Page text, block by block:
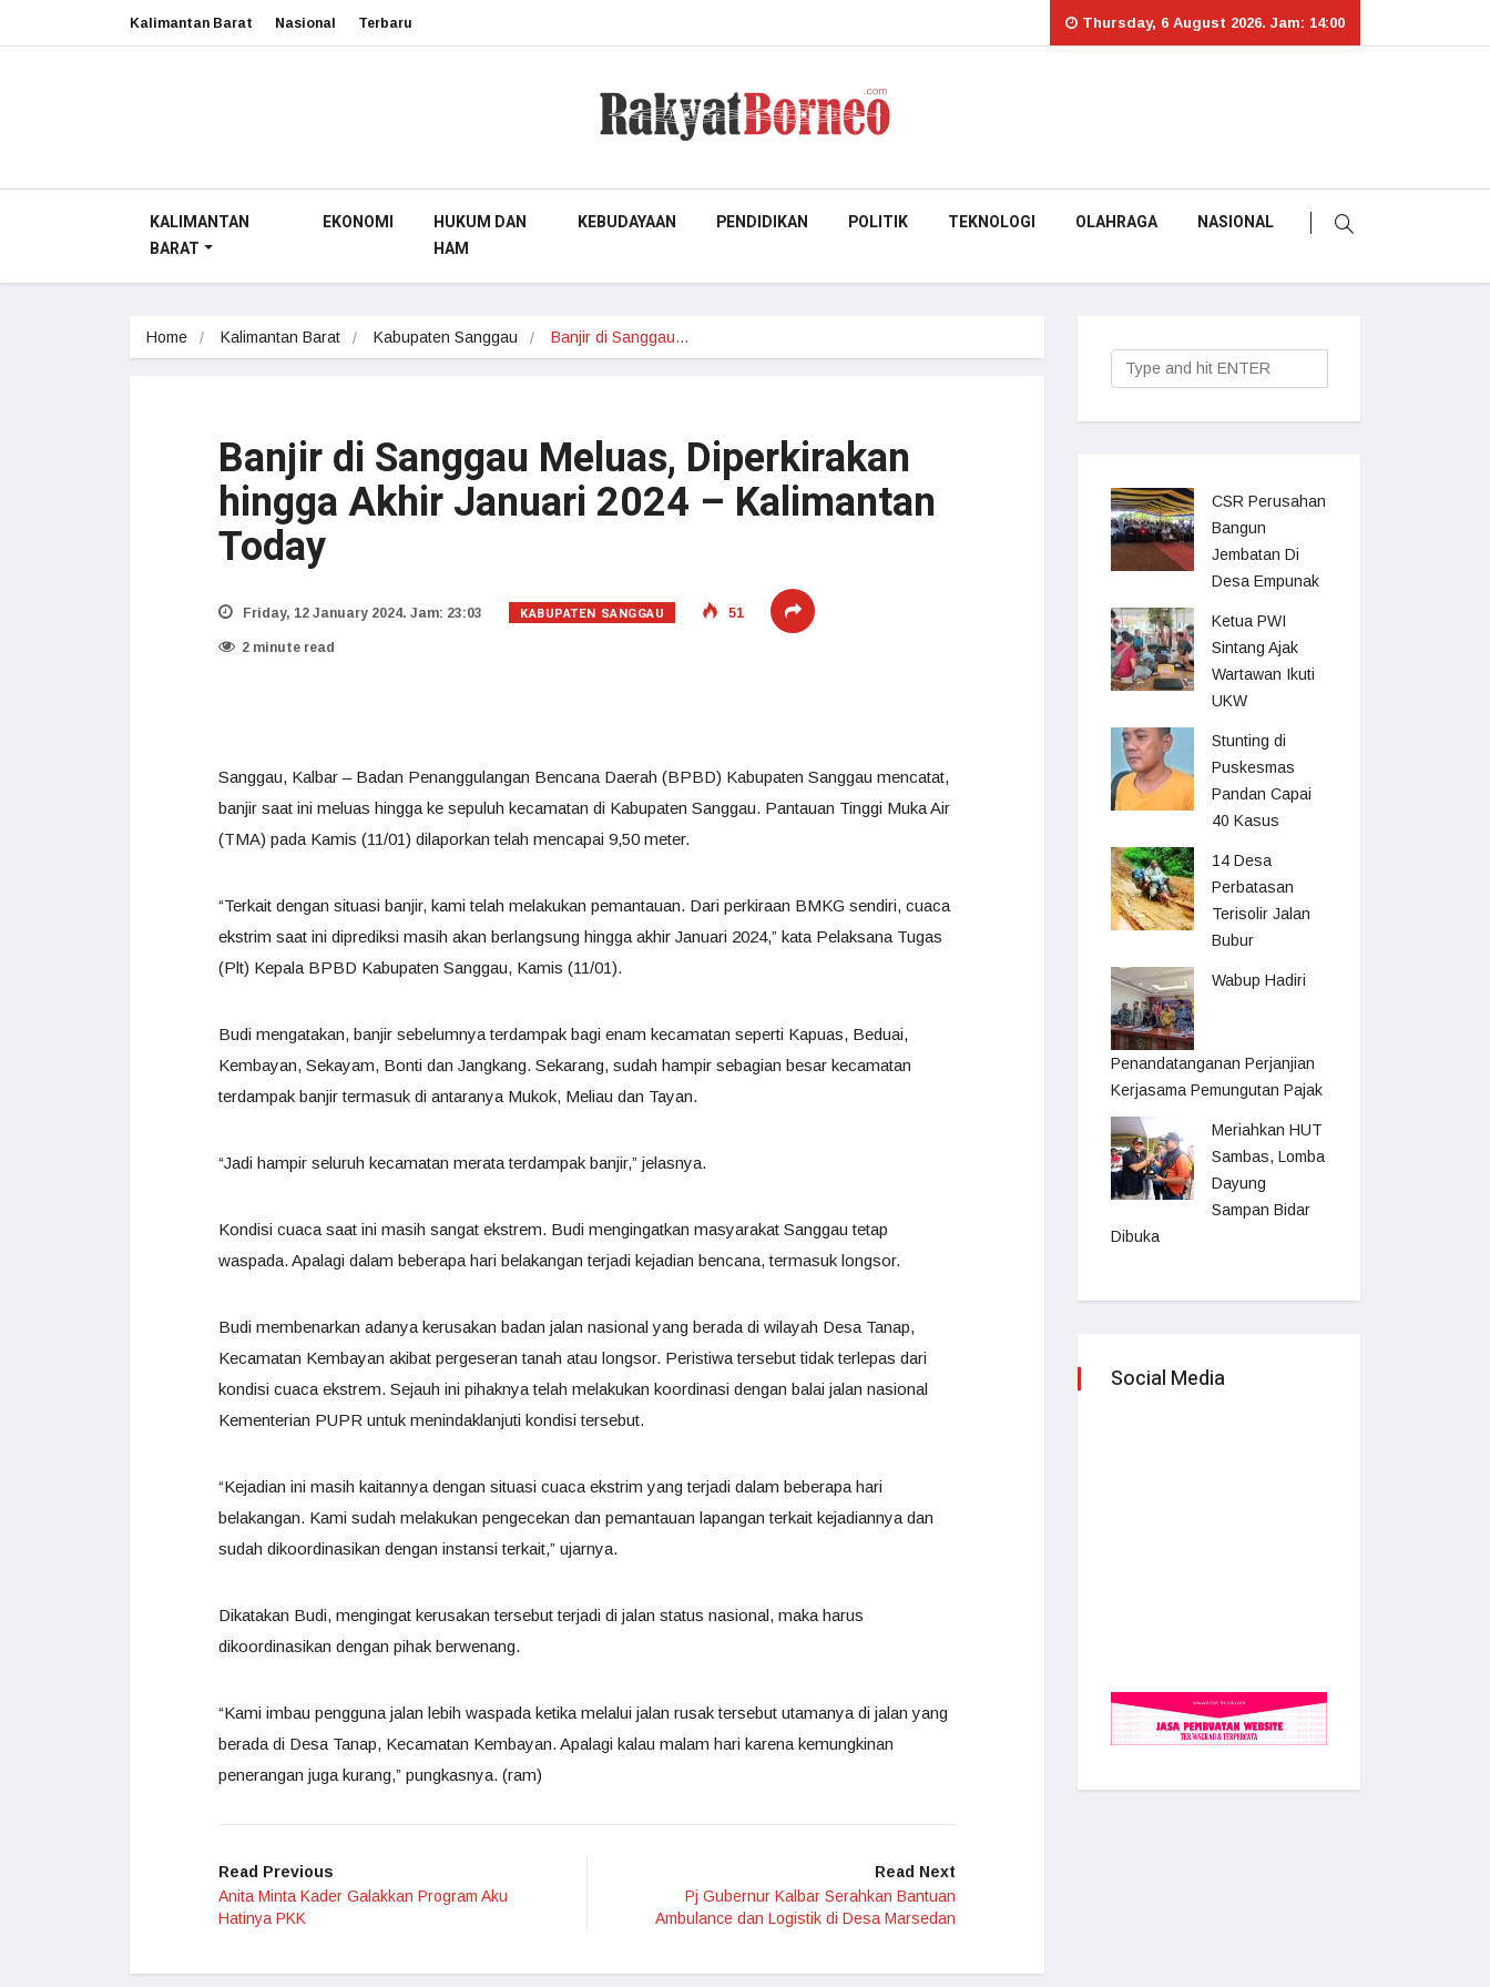
Kalimantan Barat Nasional Terbaru Thursday, 6 August 2026. Jam: 14:00
KALIMANTAN
BARAT
EKONOMI
HUKUM DAN
HAM
KEBUDAYAAN PENDIDIKAN POLITIK TEKNOLOGI OLAHRAGA NASIONAL
Home Kalimantan Barat Kabupaten Sanggau Banjir di Sanggau…
Banjir di Sanggau Meluas, Diperkirakan
hingga Akhir Januari 2024 – Kalimantan
Today
Friday, 12 January 2024. Jam: 23:03 KABUPATEN SANGGAU 51
2 minute read
Sanggau, Kalbar – Badan Penanggulangan Bencana Daerah (BPBD) Kabupaten Sanggau mencatat,
banjir saat ini meluas hingga ke sepuluh kecamatan di Kabupaten Sanggau. Pantauan Tinggi Muka Air
(TMA) pada Kamis (11/01) dilaporkan telah mencapai 9,50 meter.
“Terkait dengan situasi banjir, kami telah melakukan pemantauan. Dari perkiraan BMKG sendiri, cuaca
ekstrim saat ini diprediksi masih akan berlangsung hingga akhir Januari 2024,” kata Pelaksana Tugas
(Plt) Kepala BPBD Kabupaten Sanggau, Kamis (11/01).
Budi mengatakan, banjir sebelumnya terdampak bagi enam kecamatan seperti Kapuas, Beduai,
Kembayan, Sekayam, Bonti dan Jangkang. Sekarang, sudah hampir sebagian besar kecamatan
terdampak banjir termasuk di antaranya Mukok, Meliau dan Tayan.
“Jadi hampir seluruh kecamatan merata terdampak banjir,” jelasnya.
Kondisi cuaca saat ini masih sangat ekstrem. Budi mengingatkan masyarakat Sanggau tetap
waspada. Apalagi dalam beberapa hari belakangan terjadi kejadian bencana, termasuk longsor.
Budi membenarkan adanya kerusakan badan jalan nasional yang berada di wilayah Desa Tanap,
Kecamatan Kembayan akibat pergeseran tanah atau longsor. Peristiwa tersebut tidak terlepas dari
kondisi cuaca ekstrem. Sejauh ini pihaknya telah melakukan koordinasi dengan balai jalan nasional
Kementerian PUPR untuk menindaklanjuti kondisi tersebut.
“Kejadian ini masih kaitannya dengan situasi cuaca ekstrim yang terjadi dalam beberapa hari
belakangan. Kami sudah melakukan pengecekan dan pemantauan lapangan terkait kejadiannya dan
sudah dikoordinasikan dengan instansi terkait,” ujarnya.
Dikatakan Budi, mengingat kerusakan tersebut terjadi di jalan status nasional, maka harus
dikoordinasikan dengan pihak berwenang.
“Kami imbau pengguna jalan lebih waspada ketika melalui jalan rusak tersebut utamanya di jalan yang
berada di Desa Tanap, Kecamatan Kembayan. Apalagi kalau malam hari karena kemungkinan
penerangan juga kurang,” pungkasnya. (ram)
Read Previous
Anita Minta Kader Galakkan Program Aku
Hatinya PKK
Read Next
Pj Gubernur Kalbar Serahkan Bantuan
Ambulance dan Logistik di Desa Marsedan
CSR Perusahan
Bangun
Jembatan Di
Desa Empunak
Ketua PWI
Sintang Ajak
Wartawan Ikuti
UKW
Stunting di
Puskesmas
Pandan Capai
40 Kasus
14 Desa
Perbatasan
Terisolir Jalan
Bubur
Wabup Hadiri
Penandatanganan Perjanjian
Kerjasama Pemungutan Pajak
Meriahkan HUT
Sambas, Lomba
Dayung
Sampan Bidar
Dibuka
Social Media